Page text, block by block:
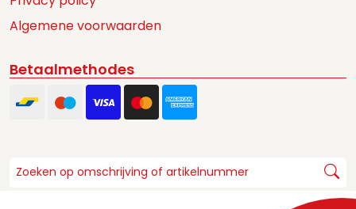
Algemene voorwaarden
Betaalmethodes